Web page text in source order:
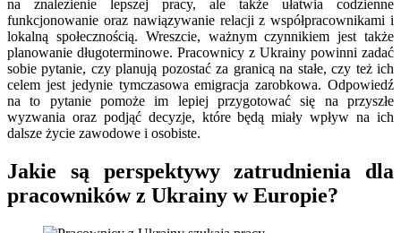
na znalezienie lepszej pracy, ale także ułatwia codzienne
funkcjonowanie oraz nawiązywanie relacji z współpracownikami i
lokalną społecznością. Wreszcie, ważnym czynnikiem jest także
planowanie długoterminowe. Pracownicy z Ukrainy powinni zadać
sobie pytanie, czy planują pozostać za granicą na stałe, czy też ich
celem jest jedynie tymczasowa emigracja zarobkowa. Odpowiedź
na to pytanie pomoże im lepiej przygotować się na przyszłe
wyzwania oraz podjąć decyzje, które będą miały wpływ na ich
dalsze życie zawodowe i osobiste.
Jakie są perspektywy zatrudnienia dla
pracowników z Ukrainy w Europie?